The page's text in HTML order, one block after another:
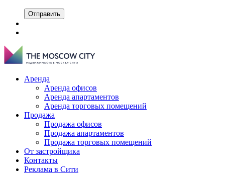
Отправить
Аренда
Аренда офисов
Аренда апартаментов
Аренда торговых помещений
Продажа
Продажа офисов
Продажа апартаментов
Продажа торговых помещений
От застройщика
Контакты
Реклама в Сити